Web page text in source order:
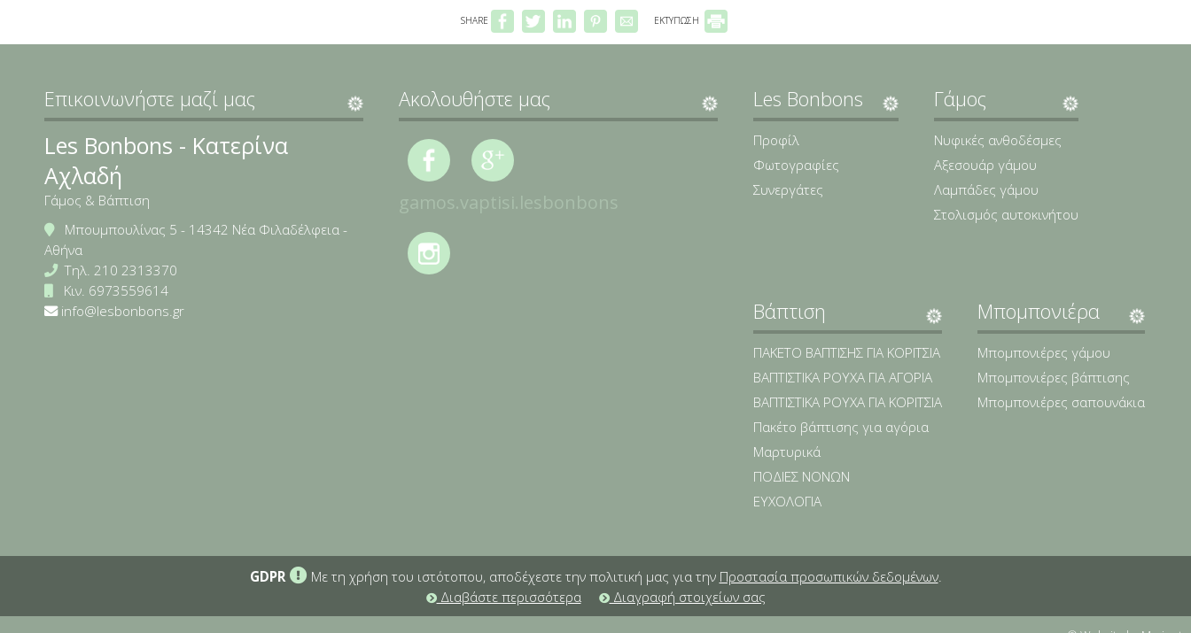
SHARE ΕΚΤΥΠΩΣΗ
Επικοινωνήστε μαζί μας
Les Bonbons - Κατερίνα
Αχλαδή
Γάμος & Βάπτιση
Μπουμπουλίνας 5 - 14342 Νέα Φιλαδέλφεια -
Αθήνα
Τηλ. 210 2313370
Κιν. 6973559614
info@lesbonbons.gr
Ακολουθήστε μας
gamos.vaptisi.lesbonbons
Les Bonbons
Προφίλ
Φωτογραφίες
Συνεργάτες
Γάμος
Νυφικές ανθοδέσμες
Αξεσουάρ γάμου
Λαμπάδες γάμου
Στολισμός αυτοκινήτου
Βάπτιση
ΠΑΚΕΤΟ ΒΑΠΤΙΣΗΣ ΓΙΑ ΚΟΡΙΤΣΙΑ
ΒΑΠΤΙΣΤΙΚΑ ΡΟΥΧΑ ΓΙΑ ΑΓΟΡΙΑ
ΒΑΠΤΙΣΤΙΚΑ ΡΟΥΧΑ ΓΙΑ ΚΟΡΙΤΣΙΑ
Πακέτο βάπτισης για αγόρια
Μαρτυρικά
ΠΟΔΙΕΣ ΝΟΝΩΝ
ΕΥΧΟΛΟΓΙΑ
Μπομπονιέρα
Μπομπονιέρες γάμου
Μπομπονιέρες βάπτισης
Μπομπονιέρες σαπουνάκια
GDPR Με τη χρήση του ιστότοπου, αποδέχεστε την πολιτική μας για την Προστασία προσωπικών δεδομένων.
Διαβάστε περισσότερα
Διαγραφή στοιχείων σας